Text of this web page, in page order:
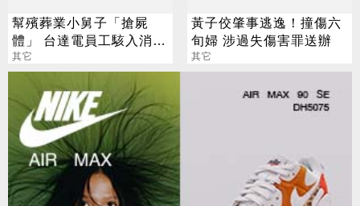
幫殯葬業小舅子「搶屍
體」 台達電員工駭入消防
報案系統
其它
黃子佼肇事逃逸！撞傷六
旬婦 涉過失傷害罪送辦
其它